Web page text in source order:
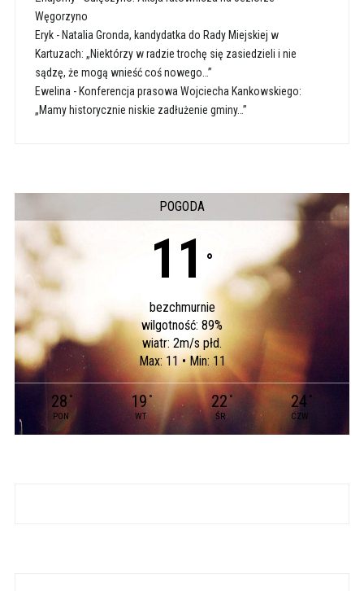
Węgorzyno
Eryk- Natalia Gronda, kandydatka do Rady Miejskiej w
Kartuzach: „Niektórzy w radzie trochę się zasiedzieli i nie
sądzę, że mogą wnieść coś nowego…”
Ewelina - Konferencja prasowa Wojciecha Kankowskiego:
„Mamy historycznie niskie zadłużenie gminy…”
POGODA
11 °
bezchmurnie
wilgotność: 89%
wiatr: 2m/s płd.
Max: 11 • Min: 11
28 °
PON
19°
WT
22 °
ŚR
24 °
CZW